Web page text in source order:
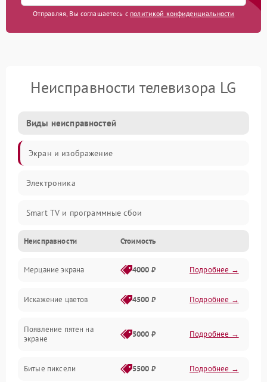
Отправляя, Вы соглашаетесь с политикой конфиденциальности
Неисправности телевизора LG
Виды неисправностей
Экран и изображение
Электроника
Smart TV и программные сбои
Питание и запуск
Подсветка и LED-модули
Звук и аудиосистема
Сигнал и приём каналов
Неисправности Стоимость
Мерцание экрана 4000 ₽ Подробнее →
Искажение цветов 4500 ₽ Подробнее →
Появление пятен на
экране
5000 ₽ Подробнее →
Битые пиксели 5500 ₽ Подробнее →